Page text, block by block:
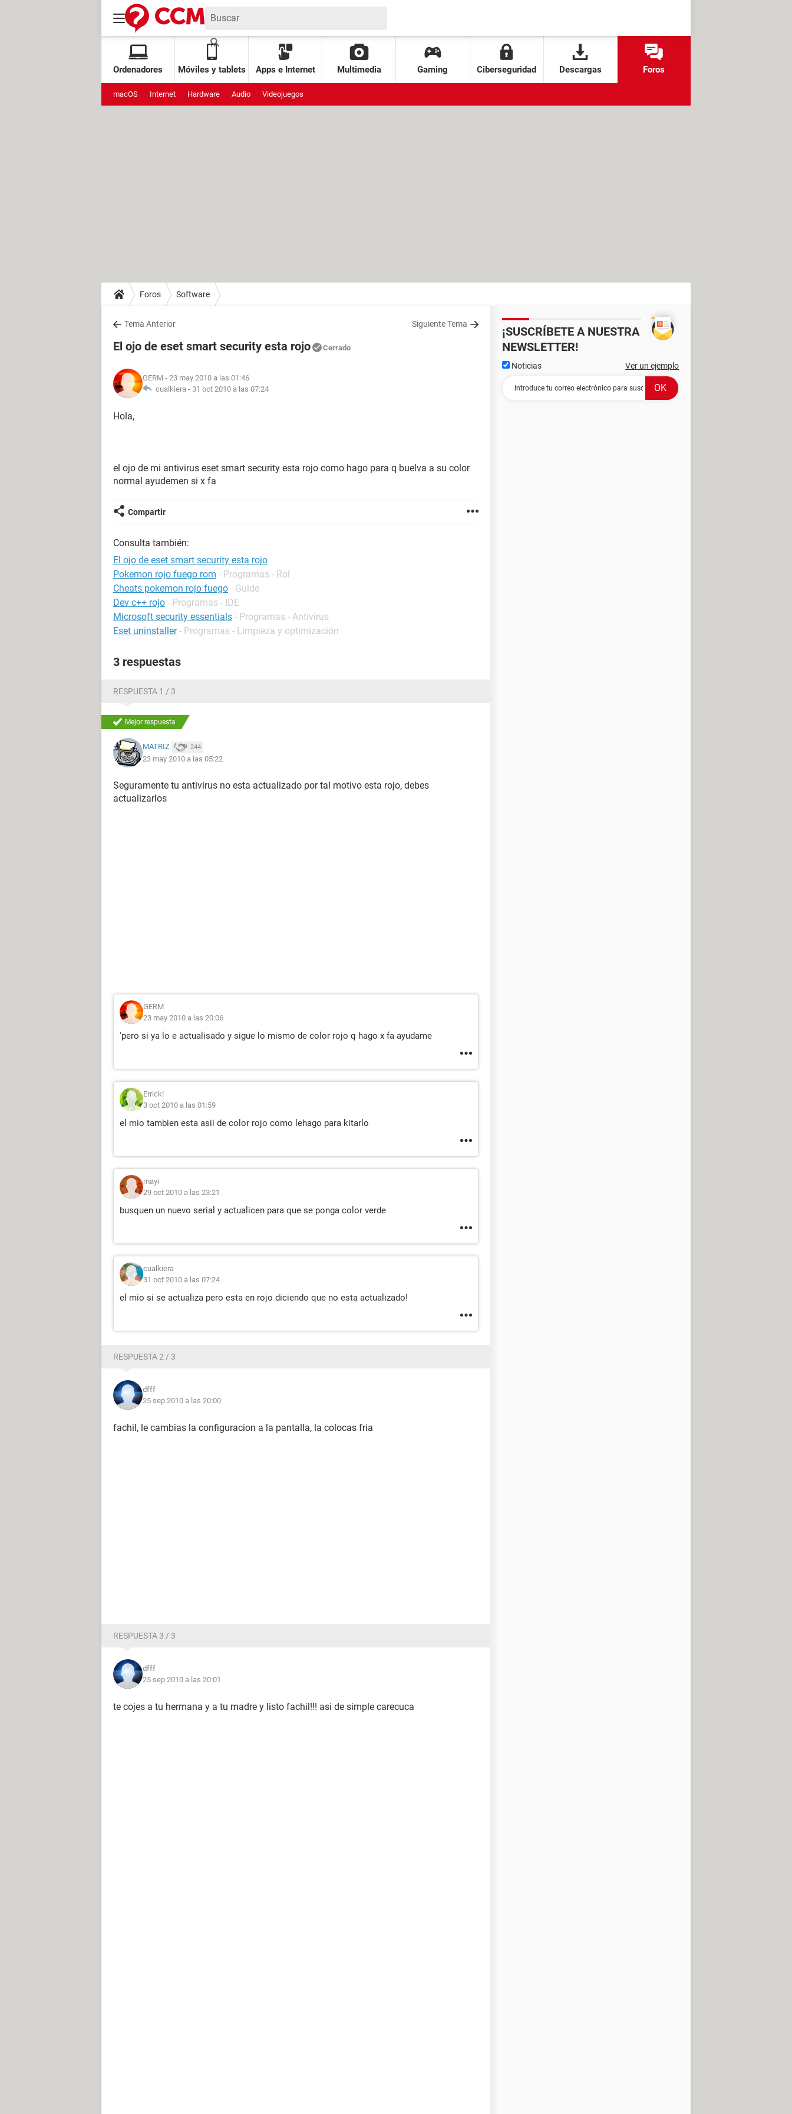
Ordenadores Móviles y tablets Apps e Internet Multimedia Gaming Ciberseguridad Descargas Foros
macOS Internet Hardware Audio Videojuegos
Foros Software
Tema Anterior Siguiente Tema
El ojo de eset smart security esta rojo Cerrado
GERM - 23 may 2010 a las 01:46
cualkiera - 31 oct 2010 a las 07:24
Hola,
el ojo de mi antivirus eset smart security esta rojo como hago para q buelva a su color
normal ayudemen si x fa
Compartir
Consulta también:
El ojo de eset smart security esta rojo
Pokemon rojo fuego rom - Programas - Rol
Cheats pokemon rojo fuego - Guide
Dev c++ rojo - Programas - IDE
Microsoft security essentials - Programas - Antivirus
Eset uninstaller - Programas - Limpieza y optimización
3 respuestas
RESPUESTA 1 / 3
Mejor respuesta
MATRIZ 244
23 may 2010 a las 05:22
Seguramente tu antivirus no esta actualizado por tal motivo esta rojo, debes
actualizarlos
GERM
23 may 2010 a las 20:06
'pero si ya lo e actualisado y sigue lo mismo de color rojo q hago x fa ayudame
Errick!
3 oct 2010 a las 01:59
el mio tambien esta asii de color rojo como lehago para kitarlo
mayi
29 oct 2010 a las 23:21
busquen un nuevo serial y actualicen para que se ponga color verde
cualkiera
31 oct 2010 a las 07:24
el mio si se actualiza pero esta en rojo diciendo que no esta actualizado!
RESPUESTA 2 / 3
dfff
25 sep 2010 a las 20:00
fachil, le cambias la configuracion a la pantalla, la colocas fria
RESPUESTA 3 / 3
dfff
25 sep 2010 a las 20:01
te cojes a tu hermana y a tu madre y listo fachil!!! asi de simple carecuca
¡SUSCRÍBETE A NUESTRA
NEWSLETTER!
Noticias Ver un ejemplo